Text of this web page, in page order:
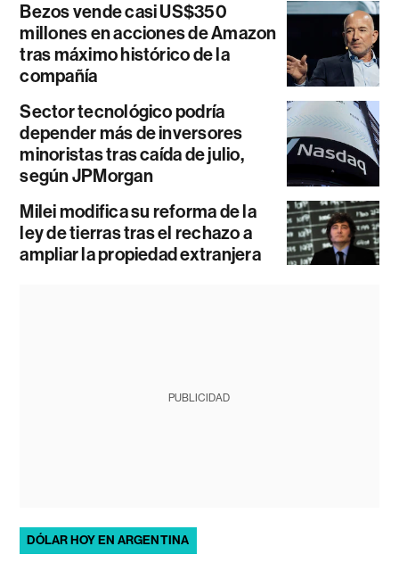
Bezos vende casi US$350
millones en acciones de Amazon
tras máximo histórico de la
compañía
Sector tecnológico podría
depender más de inversores
minoristas tras caída de julio,
según JPMorgan
Milei modifica su reforma de la
ley de tierras tras el rechazo a
ampliar la propiedad extranjera
PUBLICIDAD
DÓLAR HOY EN ARGENTINA